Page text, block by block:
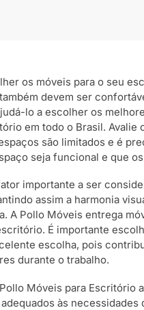
os móveis para o seu
devem ser
lo a escolher os
em todo o Brasil.
são limitados e é
seja funcional e que
importante a ser
assim a harmonia
A Pollo Móveis entrega
É importante
escolha, pois
durante o trabalho.
Móveis para
às